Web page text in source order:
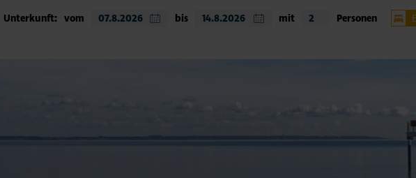
Unterkunft: vom bis mit Personen